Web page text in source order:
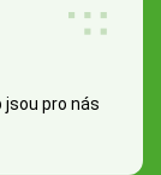
jsou pro nás